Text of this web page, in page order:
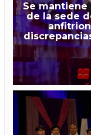
Se
de la sede